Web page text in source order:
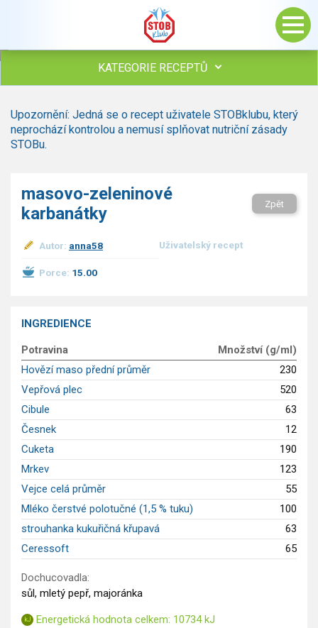
KATEGORIE RECEPTŮ
Polévky
Studená kuchyně
Bezmasé a zeleninové
Saláty
Dezerty
Nápoje
GLP-1 recepty
Upozornění: Jedná se o recept uživatele STOBklubu, který
neprochází kontrolou a nemusí splňovat nutriční zásady
STOBu.
masovo-zeleninové
karbanátky
Zpět
Autor: anna58 Uživatelský recept
Porce: 15.00
INGREDIENCE
Potravina
Množství (g/ml)
Hovězí maso přední průměr
230
Vepřová plec
520
Cibule
63
Česnek
12
Cuketa
190
Mrkev
123
Vejce celá průměr
55
Mléko čerstvé polotučné (1,5 % tuku)
100
strouhanka kukuřičná křupavá
63
Ceressoft
65
Dochucovadla:
sůl, mletý pepř, majoránka
Energetická hodnota celkem: 10734 kJ